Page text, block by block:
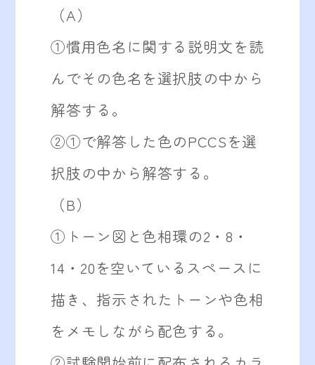
（A）
①慣用色名に関する説明文を読
んでその色名を選択肢の中から
解答する。
②①で解答した色のPCCSを選
択肢の中から解答する。
（B）
①トーン図と色相環の2・8・
14・20を空いているスペースに
描き、指示されたトーンや色相
をメモしながら配色する。